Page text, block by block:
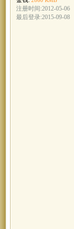
注册时间:2012-05-06
最后登录:2015-09-08